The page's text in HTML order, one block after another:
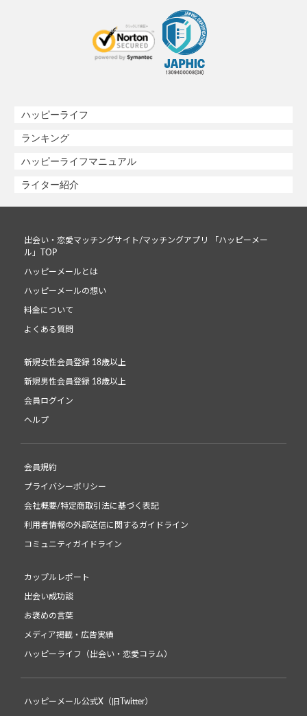
ハッピーライフ
ランキング
ハッピーライフマニュアル
ライター紹介
出会い・恋愛マッチングサイト/マッチングアプリ 「ハッピーメー
ル」TOP
ハッピーメールとは
ハッピーメールの想い
料金について
よくある質問
新規女性会員登録 18歳以上
新規男性会員登録 18歳以上
会員ログイン
ヘルプ
会員規約
プライバシーポリシー
会社概要/特定商取引法に基づく表記
利用者情報の外部送信に関するガイドライン
コミュニティガイドライン
カップルレポート
出会い成功談
お褒めの言葉
メディア掲載・広告実績
ハッピーライフ（出会い・恋愛コラム）
ハッピーメール公式X（旧Twitter）